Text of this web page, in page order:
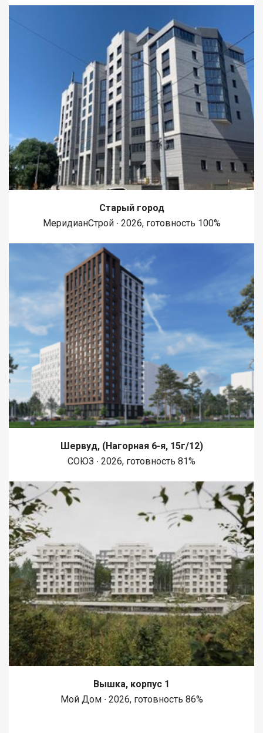
Старый город
МеридианСтрой ∙ 2026, готовность 100%
Шервуд, (Нагорная 6-я, 15г/12)
СОЮЗ ∙ 2026, готовность 81%
Вышка, корпус 1
Мой Дом ∙ 2026, готовность 86%